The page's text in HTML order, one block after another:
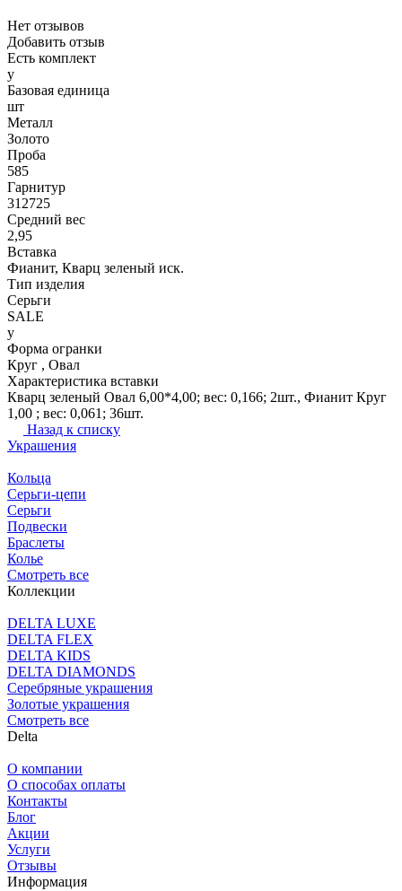
Нет отзывов
Добавить отзыв
Есть комплект
y
Базовая единица
шт
Металл
Золото
Проба
585
Гарнитур
312725
Средний вес
2,95
Вставка
Фианит, Кварц зеленый иск.
Тип изделия
Серьги
SALE
y
Форма огранки
Круг , Овал
Характеристика вставки
Кварц зеленый Овал 6,00*4,00; вес: 0,166; 2шт., Фианит Круг
1,00 ; вес: 0,061; 36шт.
Назад к списку
Украшения
Кольца
Серьги-цепи
Серьги
Подвески
Браслеты
Колье
Смотреть все
Коллекции
DELTA LUXE
DELTA FLEX
DELTA KIDS
DELTA DIAMONDS
Серебряные украшения
Золотые украшения
Смотреть все
Delta
О компании
О способах оплаты
Контакты
Блог
Акции
Услуги
Отзывы
Информация